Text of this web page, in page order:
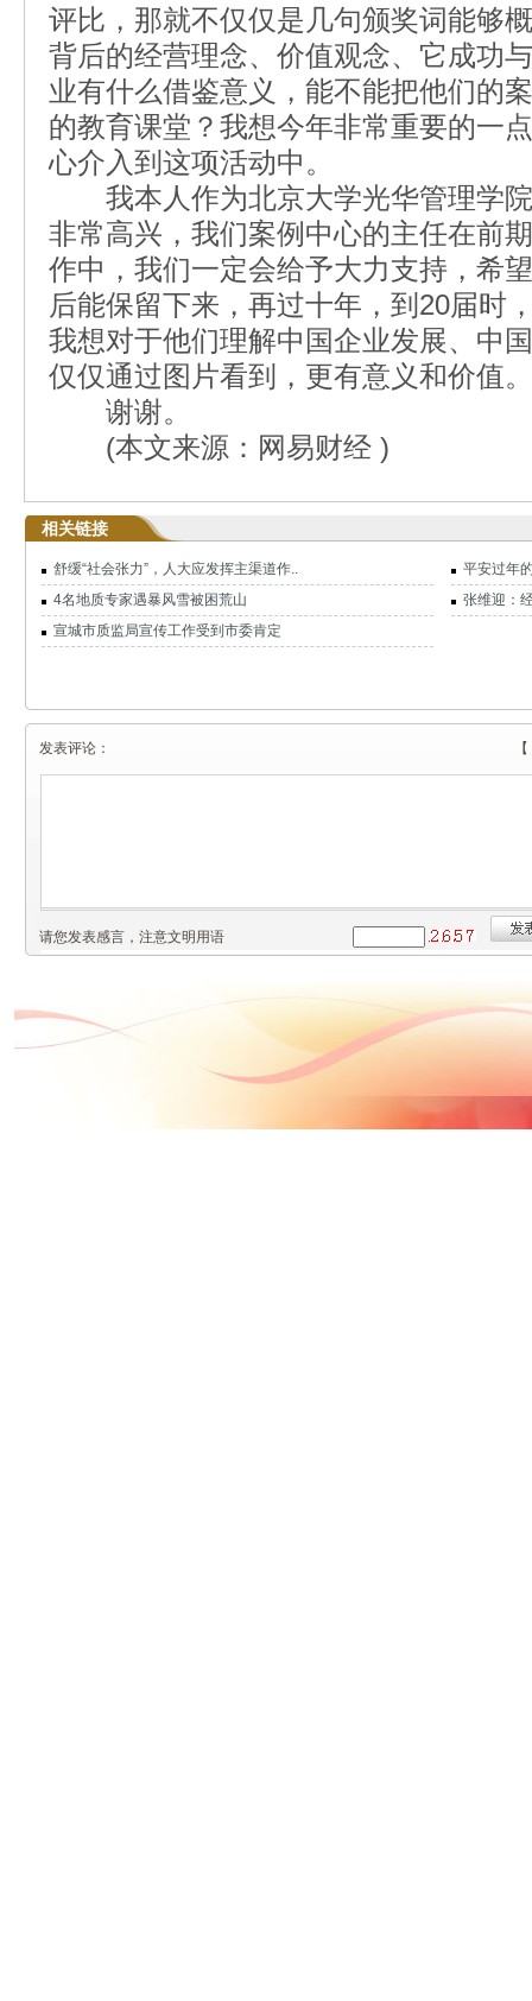
评比，那就不仅仅是几句颁奖词能够
背后的经营理念、价值观念、它成功
业有什么借鉴意义，能不能把他们的
的教育课堂？我想今年非常重要的一
心介入到这项活动中。
我本人作为北京大学光华管理学院
非常高兴，我们案例中心的主任在前
作中，我们一定会给予大力支持，希
后能保留下来，再过十年，到20届时
我想对于他们理解中国企业发展、中
仅仅通过图片看到，更有意义和价值。
谢谢。
(本文来源：网易财经 )
相关链接
舒缓“社会张力”，人大应发挥主渠道作..
平安过年
4名地质专家遇暴风雪被困荒山
张维迎：
宣城市质监局宣传工作受到市委肯定
发表评论：
请您发表感言，注意文明用语